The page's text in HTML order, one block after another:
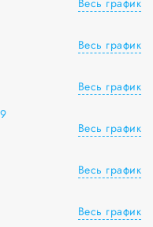
Весь график
Весь график
Весь график
Весь график
Весь график
Весь график